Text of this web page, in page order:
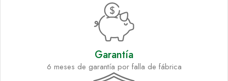
Garantía
6 meses de garantía por falla de fábrica